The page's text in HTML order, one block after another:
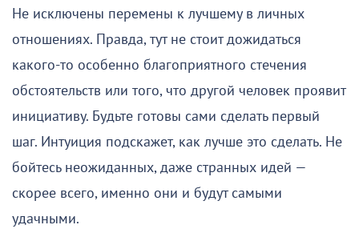
Не исключены перемены к лучшему в личных
отношениях. Правда, тут не стоит дожидаться
какого-то особенно благоприятного стечения
обстоятельств или того, что другой человек проявит
инициативу. Будьте готовы сами сделать первый
шаг. Интуиция подскажет, как лучше это сделать. Не
бойтесь неожиданных, даже странных идей —
скорее всего, именно они и будут самыми
удачными.